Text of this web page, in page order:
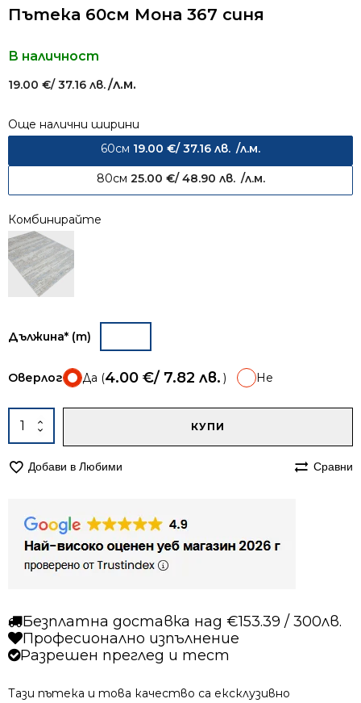
Пътека 60см Мона 367 синя
В наличност
19.00 €/ 37.16 лв./л.м.
Още налични ширини
60см 19.00 €/ 37.16 лв. /л.м.
80см 25.00 €/ 48.90 лв. /л.м.
Комбинирайте
Дължина* (m)
Оверлог Да (4.00 €/ 7.82 лв. ) Не
количество
за
60см
синя
КУПИ
Добави в Любими Сравни
Безплатна доставка над €153.39 / 300лв.
Професионално изпълнение
Разрешен преглед и тест
Тази пътека и това качество са ексклузивно